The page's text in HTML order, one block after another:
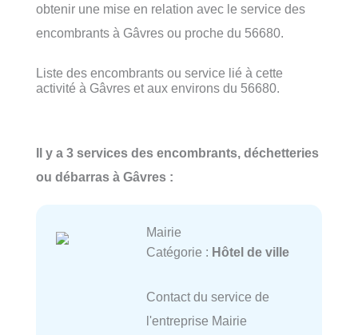
obtenir une mise en relation avec le service des
encombrants à Gâvres ou proche du 56680.
Liste des encombrants ou service lié à cette
activité à Gâvres et aux environs du 56680.
Il y a 3 services des encombrants, déchetteries
ou débarras à Gâvres :
Mairie
Catégorie : Hôtel de ville
Contact du service de
l'entreprise Mairie